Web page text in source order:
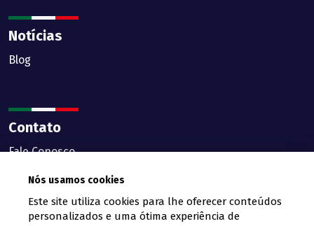
Notícias
Blog
Contato
Fale Conosco
Nós usamos cookies
Este site utiliza cookies para lhe oferecer conteúdos
personalizados e uma ótima experiência de